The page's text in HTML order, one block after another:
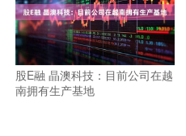
股E融 晶澳科技：目前公司在越
南拥有生产基地